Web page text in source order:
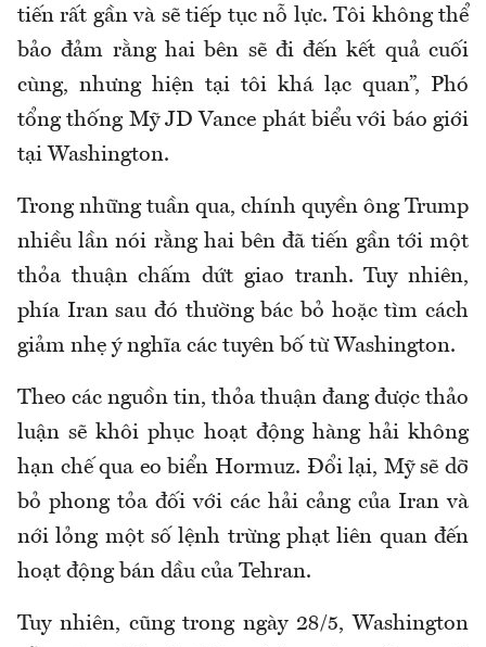
tiến rất gần và sẽ tiếp tục nỗ lực. Tôi không thể
bảo đảm rằng hai bên sẽ đi đến kết quả cuối
cùng, nhưng hiện tại tôi khá lạc quan”, Phó
tổng thống Mỹ JD Vance phát biểu với báo giới
tại Washington.
Trong những tuần qua, chính quyền ông Trump
nhiều lần nói rằng hai bên đã tiến gần tới một
thỏa thuận chấm dứt giao tranh. Tuy nhiên,
phía Iran sau đó thường bác bỏ hoặc tìm cách
giảm nhẹ ý nghĩa các tuyên bố từ Washington.
Theo các nguồn tin, thỏa thuận đang được thảo
luận sẽ khôi phục hoạt động hàng hải không
hạn chế qua eo biển Hormuz. Đổi lại, Mỹ sẽ dỡ
bỏ phong tỏa đối với các hải cảng của Iran và
nới lỏng một số lệnh trừng phạt liên quan đến
hoạt động bán dầu của Tehran.
Tuy nhiên, cũng trong ngày 28/5, Washington